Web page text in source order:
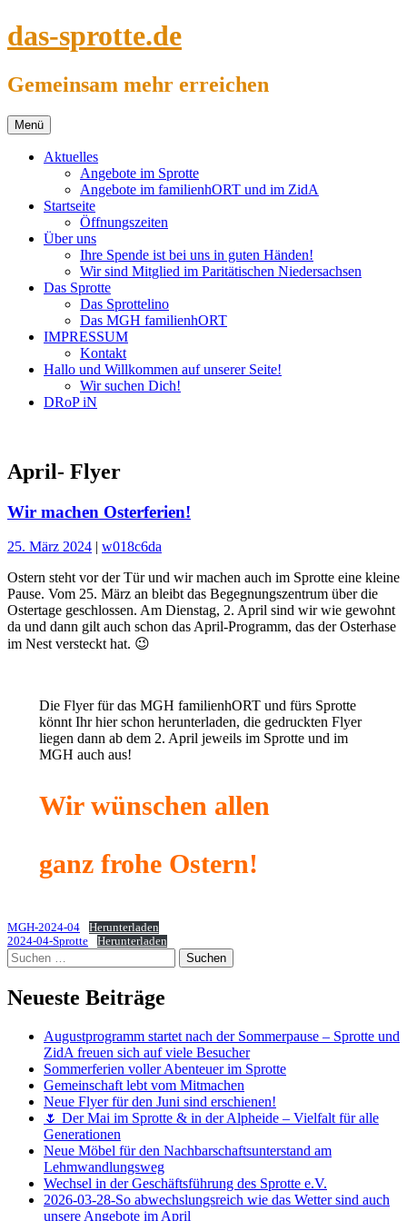
Springe
zum
das-sprotte.de
Gemeinsam mehr erreichen
Menü
Aktuelles
Angebote im Sprotte
Angebote im familienhORT und im ZidA
Startseite
Öffnungszeiten
Über uns
Ihre Spende ist bei uns in guten Händen!
Wir sind Mitglied im Paritätischen Niedersachsen
Das Sprotte
Das Sprottelino
Das MGH familienhORT
IMPRESSUM
Kontakt
Hallo und Willkommen auf unserer Seite!
Wir suchen Dich!
DRoP iN
April- Flyer
Wir machen Osterferien!
25. März 2024 | w018c6da
Ostern steht vor der Tür und wir machen auch im Sprotte eine kleine
Pause. Vom 25. März an bleibt das Begegnungszentrum über die
Ostertage geschlossen. Am Dienstag, 2. April sind wir wie gewohnt
da und dann gilt auch schon das April-Programm, das der Osterhase
im Nest versteckt hat. 😉
Die Flyer für das MGH familienhORT und fürs Sprotte
könnt Ihr hier schon herunterladen, die gedruckten Flyer
liegen dann ab dem 2. April jeweils im Sprotte und im
MGH auch aus!
Wir wünschen allen
ganz frohe Ostern!
MGH-2024-04
Herunterladen
2024-04-Sprotte
Herunterladen
Suchen
nach:
Neueste Beiträge
Augustprogramm startet nach der Sommerpause – Sprotte und
ZidA freuen sich auf viele Besucher
Sommerferien voller Abenteuer im Sprotte
Gemeinschaft lebt vom Mitmachen
Neue Flyer für den Juni sind erschienen!
🌷 Der Mai im Sprotte & in der Alpheide – Vielfalt für alle
Generationen
Neue Möbel für den Nachbarschaftsunterstand am
Lehmwandlungsweg
Wechsel in der Geschäftsführung des Sprotte e.V.
2026-03-28-So abwechslungsreich wie das Wetter sind auch
unsere Angebote im April